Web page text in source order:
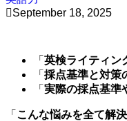
September 18, 2025
「 英検ライティン
「 採点基準と対策
「 実際の採点基準
「 こんな悩みを全て解